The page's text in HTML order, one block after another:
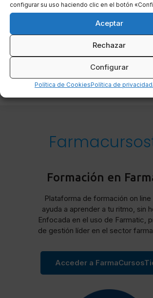
configurar su uso haciendo clic en el botón
Aceptar
Rechazar
Configurar
Política de CookiesPolítica de privacidad
Formación en
Plataforma de formación on line
ayuda a aprender a tu ritmo, sin
Enfocada en el uso de Farmatic,
de gestión líder en el sector
Acceder a